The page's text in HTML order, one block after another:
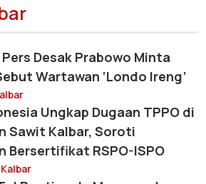
Desak Prabowo Minta
Wartawan ‘Londo Ireng’
Ungkap Dugaan TPPO di
Sawit Kalbar, Soroti
Bersertifikat RSPO-ISPO
Kalbar